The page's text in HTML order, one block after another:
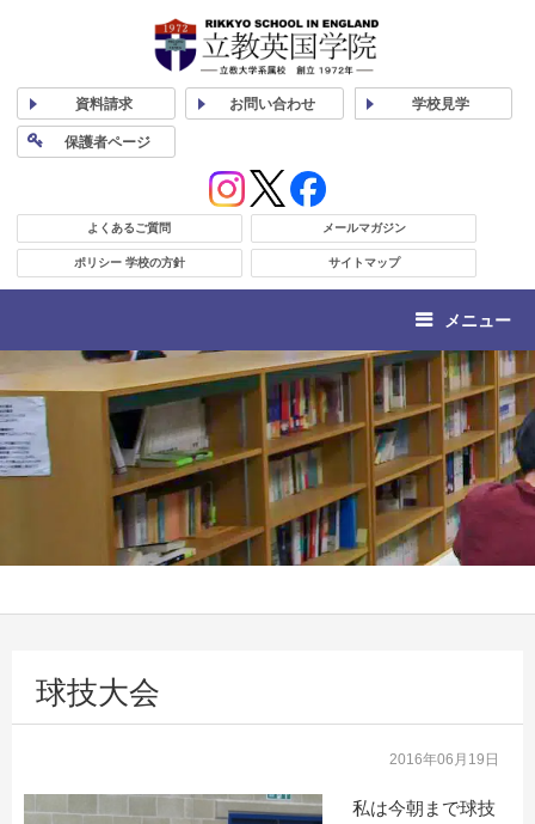
資料請求 お問い合わせ 学校見学
保護者ページ
よくあるご質問 メールマガジン
ポリシー 学校の方針 サイトマップ
メニュー
球技大会
2016年06月19日
私は今朝まで球技